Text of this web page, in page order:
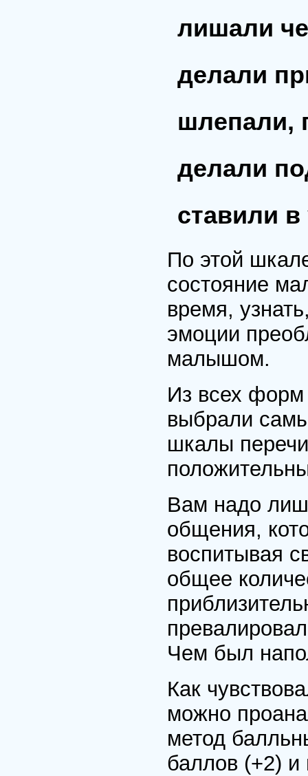
лишали
делали
шлепали,
делали
ставили в
По этой
состояние
время,
эмоции
малышом.
Из всех
выбрали
шкалы
Вам надо
общения,
воспитывая
общее
Чем был
Как
можно
метод
баллов (+2)